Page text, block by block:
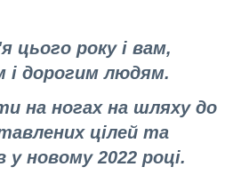
цього року і вам,
і дорогим людям.
на ногах на шляху до
цілей та
у новому 2022 році.